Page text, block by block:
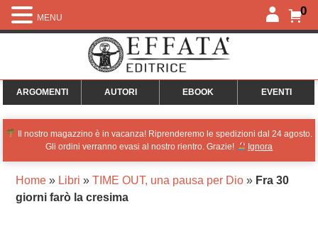
0
ARGOMENTI AUTORI EBOOK EVENTI
Il nostro magazzino è in vacanza! Riprenderemo le spedizioni dal 24 agosto.
Gli ordini verranno evasi al nostro rientro. Grazie!
Ignora
Home» Libri » TIME OUT, una pausa per Dio» Fra 30
giorni farò la cresima
MENU